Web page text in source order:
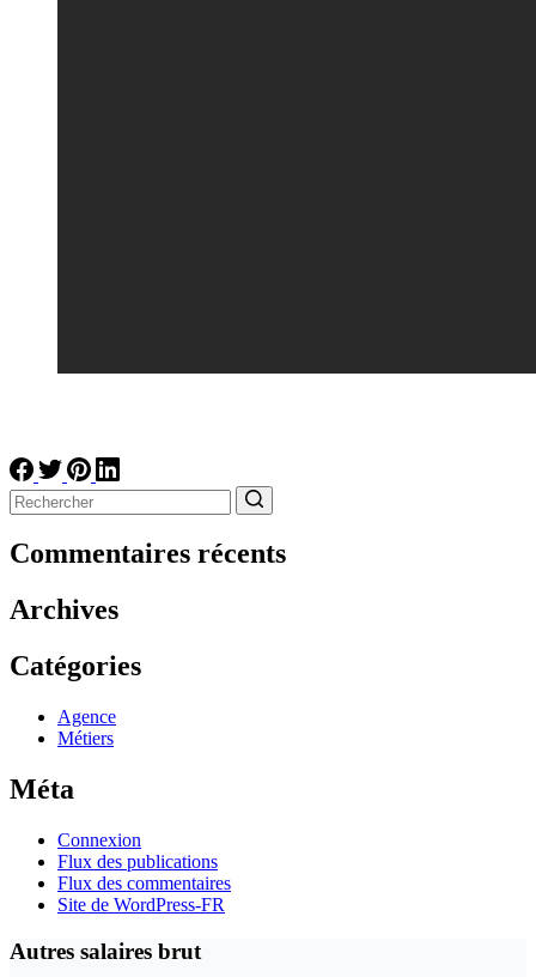
résultat
Commentaires récents
Archives
Catégories
Agence
Métiers
Méta
Connexion
Flux des publications
Flux des commentaires
Site de WordPress-FR
Autres salaires brut